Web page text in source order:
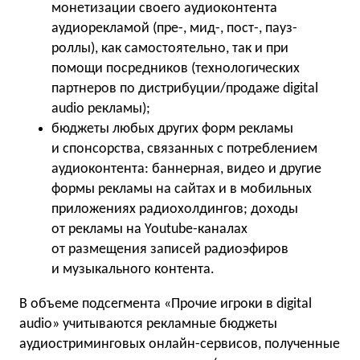
монетизации своего аудиоконтента
аудиорекламой (пре-, мид-, пост-, пауз-
роллы), как самостоятельно, так и при
помощи посредников (технологических
партнеров по дистрибуции/продаже digital
audio рекламы);
бюджеты любых других форм рекламы
и спонсорства, связанных с потреблением
аудиоконтента: баннерная, видео и другие
формы рекламы на сайтах и в мобильных
приложениях радиохолдингов; доходы
от рекламы на Youtube-каналах
от размещения записей радиоэфиров
и музыкального контента.
В объеме подсегмента «Прочие игроки в digital
audio» учитываются рекламные бюджеты
аудиостриминговых онлайн-сервисов, полученные